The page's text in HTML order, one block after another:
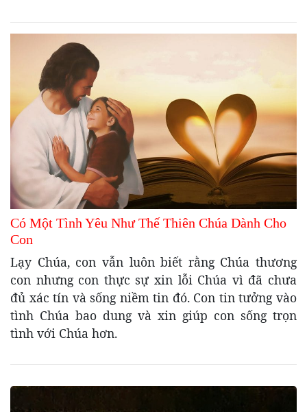
Có Một Tình Yêu Như Thế Thiên Chúa Dành Cho
Con
Lạy Chúa, con vẫn luôn biết rằng Chúa thương
con nhưng con thực sự xin lỗi Chúa vì đã chưa
đủ xác tín và sống niềm tin đó. Con tin tưởng vào
tình Chúa bao dung và xin giúp con sống trọn
tình với Chúa hơn.